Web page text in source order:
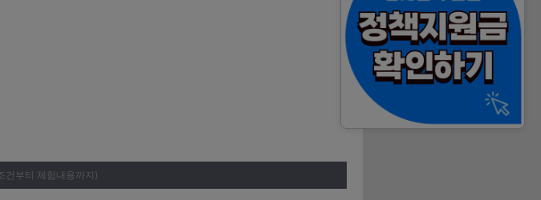
건부터 체험내용까지)